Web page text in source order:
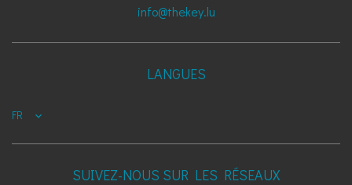
info@thekey.lu
LANGUES
FR
SUIVEZ-NOUS SUR LES RÉSEAUX